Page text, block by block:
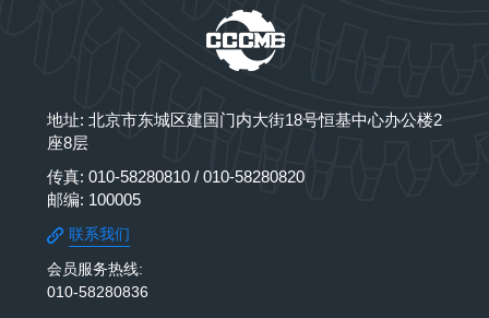
地址: 北京市东城区建国门内大街18号恒基中心办公楼2
座8层
传真: 010-58280810 / 010-58280820
邮编: 100005
联系我们
会员服务热线:
010-58280836